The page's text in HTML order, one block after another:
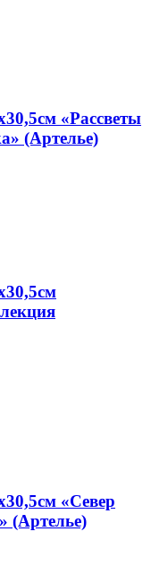
«Рассветы
(Артелье)
«Север
(Артелье)